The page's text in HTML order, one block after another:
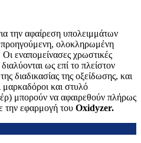
την αφαίρεση υπολειμμάτων
προηγούμενη, ολοκληρωμένη
Οι εναπομείνασες χρωστικές
ως επί το πλείστον
διαδικασίας της οξείδωσης, και
μαρκαδόροι και στυλό
μπορούν να αφαιρεθούν πλήρως
την εφαρμογή του Oxidyzer.